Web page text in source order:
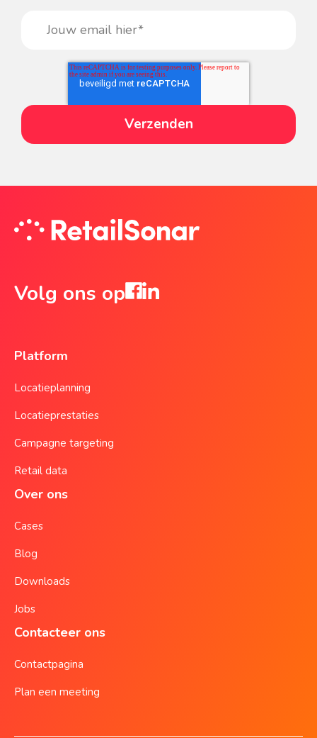
Volg ons op
Platform
Locatieplanning
Locatieprestaties
Campagne targeting
Retail data
Over ons
Cases
Blog
Downloads
Jobs
Contacteer ons
Contactpagina
Plan een meeting